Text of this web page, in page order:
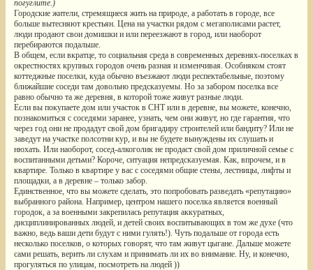
погуглите.)
Городские жители, стремящиеся жить на природе, а работать в городе, все
больше вытесняют крестьян. Цена на участки рядом с мегаполисами растет,
люди продают свои домишки и или переезжают в город, или наоборот
перебираются подальше.
В общем, если вкратце, то социальная среда в современных деревнях-поселках в
окрестностях крупных городов очень разная и изменчивая. Особняком стоят
коттеджные поселки, куда обычно въезжают люди респектабельные, поэтому
ближайшие соседи там довольно предсказуемы. Но за забором поселка все
равно обычно та же деревня, в которой тоже живут разные люди.
Если вы покупаете дом или участок в СНТ или в деревне, вы можете, конечно,
познакомиться с соседями заранее, узнать, чем они живут, но где гарантия, что
через год они не продадут свой дом бригадиру строителей или бандиту? Или не
заведут на участке полсотни кур, и вы не будете вынуждены их слушать и
нюхать. Или наоборот, сосед-алкоголик не продаст свой дом приличной семье с
воспитанными детьми? Короче, ситуация непредсказуемая. Как, впрочем, и в
квартире. Только в квартире у вас с соседями общие стены, лестницы, лифты и
площадки, а в деревне – только забор.
Единственное, что вы можете сделать, это попробовать разведать «репутацию»
выбранного района. Например, центром нашего поселка является военный
городок, а за военными закрепилась репутация аккуратных,
дисциплинированных людей, и детей своих воспитывающих в том же духе (что
важно, ведь ваши дети будут с ними гулять!). Чуть подальше от города есть
несколько поселков, о которых говорят, что там живут цыгане. Дальше можете
сами решать, верить ли слухам и принимать ли их во внимание. Ну, и конечно,
прогуляться по улицам, посмотреть на людей ))